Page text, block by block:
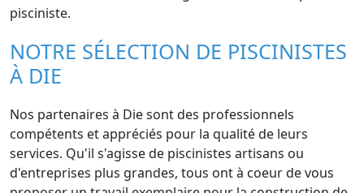
pisciniste.
NOTRE SÉLECTION DE PISCINISTES
À DIE
Nos partenaires à Die sont des professionnels
compétents et appréciés pour la qualité de leurs
services. Qu'il s'agisse de piscinistes artisans ou
d'entreprises plus grandes, tous ont à coeur de vous